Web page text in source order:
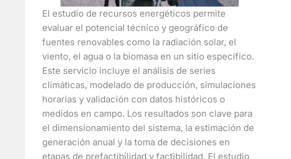
El estudio de recursos energéticos permite
evaluar el potencial técnico y geográfico de
fuentes renovables como la radiación solar, el
viento, el agua o la biomasa en un sitio específico.
Este servicio incluye el análisis de series
climáticas, modelado de producción, simulaciones
horarias y validación con datos históricos o
medidos en campo. Los resultados son clave para
el dimensionamiento del sistema, la estimación de
generación anual y la toma de decisiones en
etapas de prefactibilidad y factibilidad. El estudio